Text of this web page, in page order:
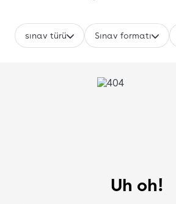
sınav türü Sınav formatı
Uh oh!